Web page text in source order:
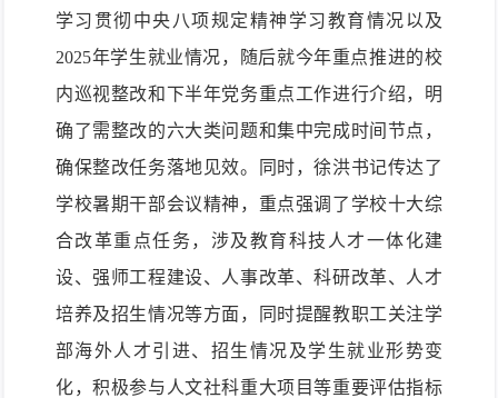
学习贯彻中央八项规定精神学习教育情况以及
2025年学生就业情况，随后就今年重点推进的校
内巡视整改和下半年党务重点工作进行介绍，明
确了需整改的六大类问题和集中完成时间节点，
确保整改任务落地见效。同时，徐洪书记传达了
学校暑期干部会议精神，重点强调了学校十大综
合改革重点任务，涉及教育科技人才一体化建
设、强师工程建设、人事改革、科研改革、人才
培养及招生情况等方面，同时提醒教职工关注学
部海外人才引进、招生情况及学生就业形势变
化，积极参与人文社科重大项目等重要评估指标